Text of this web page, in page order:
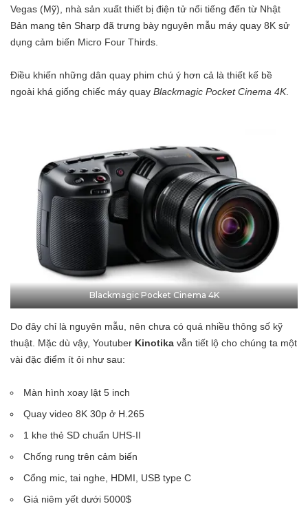
Vegas (Mỹ), nhà sản xuất thiết bị điện tử nổi tiếng đến từ Nhật
Bản mang tên Sharp đã trưng bày nguyên mẫu máy quay 8K sử
dụng cảm biến Micro Four Thirds.
Điều khiến những dân quay phim chú ý hơn cả là thiết kế bề
ngoài khá giống chiếc máy quay Blackmagic Pocket Cinema 4K.
Blackmagic Pocket Cinema 4K
Do đây chỉ là nguyên mẫu, nên chưa có quá nhiều thông số kỹ
thuật. Mặc dù vậy, Youtuber Kinotika vẫn tiết lộ cho chúng ta một
vài đặc điểm ít ỏi như sau:
Màn hình xoay lật 5 inch
Quay video 8K 30p ở H.265
1 khe thẻ SD chuẩn UHS-II
Chống rung trên cảm biến
Cổng mic, tai nghe, HDMI, USB type C
Giá niêm yết dưới 5000$